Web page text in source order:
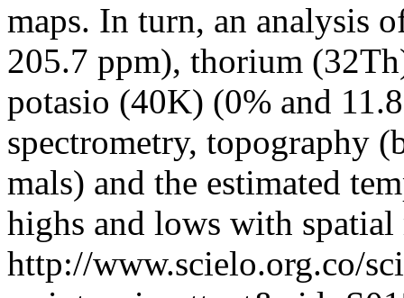
maps. In turn, an analysis
205.7 ppm), thorium
potasio (40K) (0% and
spectrometry, topography
mals) and the estimated
highs and lows with
http://www.scielo.org.co/